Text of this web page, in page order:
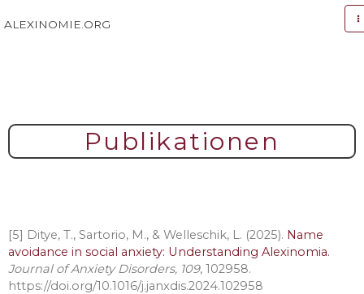
Inhalt
ALEXINOMIE.ORG
Publikationen
[5] Ditye, T., Sartorio, M., & Welleschik, L. (2025). Name
avoidance in social anxiety: Understanding Alexinomia.
Journal of Anxiety Disorders, 109, 102958.
https://doi.org/10.1016/j.janxdis.2024.102958